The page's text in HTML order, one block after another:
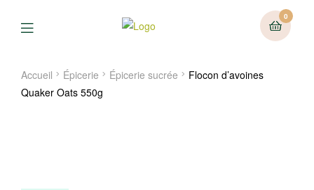
0
Menu
Accueil Épicerie Épicerie sucrée
Flocon d’avoines
Quaker Oats 550g